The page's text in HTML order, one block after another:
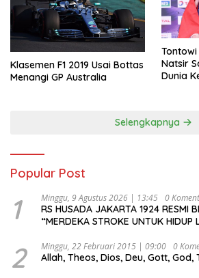
Klasemen F1 2019 Usai Bottas
Menangi GP Australia
Natsir
Dunia
Selengkapnya
Popular Post
1 Minggu, 9 Agustus 2026 | 13:45 0
RS HUSADA JAKARTA 1924 RESMI
“MERDEKA STROKE UNTUK HIDUP
2 Minggu, 22 Februari 2015 | 09:00 0
Allah, Theos, Dios, Deu, Gott, God,